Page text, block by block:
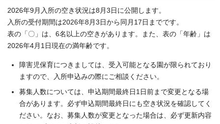
2026年9月入所の空き状況は8月3日に公開します。
入所の受付期間は2026年8月3日から同月17日までです。
表の「〇」は、6名以上の空きがあります。また、表の「年齢」は
2026年4月1日現在の満年齢です。
障害児保育につきましては、受入可能となる園が限られており
ますので、入所申込みの際にご相談ください。
募集人数については、申込期間最終日1日前まで変更となる場
合があります。必ず申込期間最終日にも空き状況を確認してく
ださい。なお、募集人数が変更となった場合は、必ず更新内容